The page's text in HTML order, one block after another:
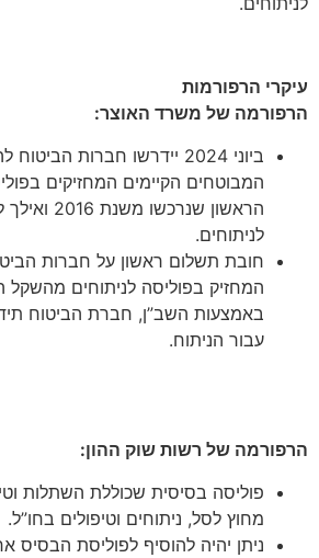
עיקרי הרפורמות
הרפורמה של משרד האוצר:
ביוני 2024 יידרשו חברות
המבוטחים הקיימים המחזיקים
הראשון
לניתוחים.
חובת תשלום ראשון על חברות
המחזיק בפוליסה לניתוחים מהשקל
באמצעות השב”ן, חברת הביטוח
עבור הניתוח.
הרפורמה של רשות שוק ההון:
פוליסה בסיסית שכוללת השתלות
מחוץ לסל, ניתוחים וטיפולים בחו”ל.
ניתן יהיה להוסיף לפוליסת הבסיס